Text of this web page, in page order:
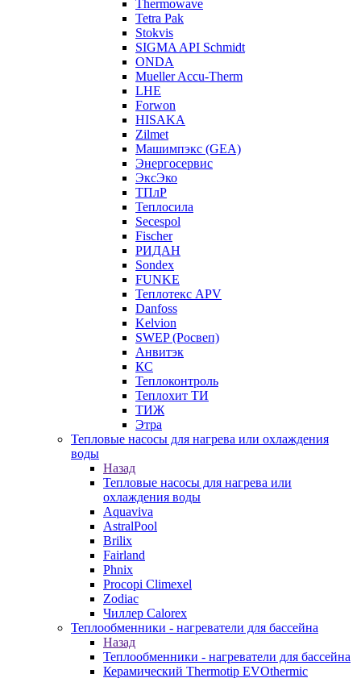
Thermowave
Tetra Pak
Stokvis
SIGMA API Schmidt
ONDA
Mueller Accu-Therm
LHE
Forwon
HISAKA
Zilmet
Машимпэкс (GEA)
Энергосервис
ЭксЭко
ТПлР
Теплосила
Secespol
Fischer
РИДАН
Sondex
FUNKE
Теплотекс APV
Danfoss
Kelvion
SWEP (Росвеп)
Анвитэк
КС
Теплоконтроль
Теплохит ТИ
ТИЖ
Этра
Тепловые насосы для нагрева или охлаждения
воды
Назад
Тепловые насосы для нагрева или
охлаждения воды
Aquaviva
AstralPool
Brilix
Fairland
Phnix
Procopi Climexel
Zodiac
Чиллер Calorex
Теплообменники - нагреватели для бассейна
Назад
Теплообменники - нагреватели для бассейна
Керамический Thermotip EVOthermic